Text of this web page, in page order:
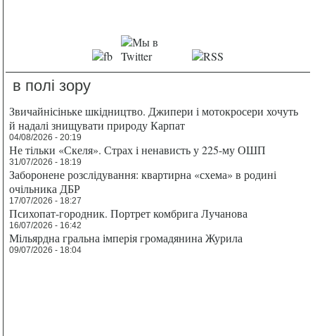
в полі зору
Звичайнісіньке шкідництво. Джипери і мотокросери хочуть
й надалі знищувати природу Карпат
04/08/2026 - 20:19
Не тільки «Скеля». Страх і ненависть у 225-му ОШП
31/07/2026 - 18:19
Заборонене розслідування: квартирна «схема» в родині
очільника ДБР
17/07/2026 - 18:27
Психопат-городник. Портрет комбрига Лучанова
16/07/2026 - 16:42
Мільярдна гральна імперія громадянина Журила
09/07/2026 - 18:04